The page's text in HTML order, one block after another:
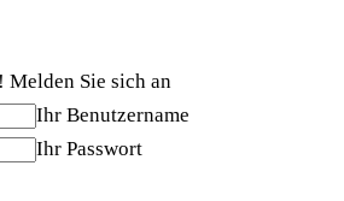
Sie sich an
Ihr Benutzername
Ihr Passwort